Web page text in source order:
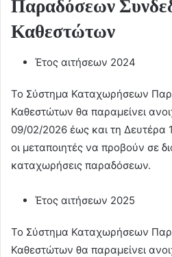
Παραδόσεων
Καθεστώτων
Έτος αιτήσεων 2024
Το Σύστημα Καταχωρήσεων
Καθεστώτων θα παραμείνει
09/02/2026 έως και τη Δευτέρα
οι μεταποιητές να προβούν σε
καταχωρήσεις παραδόσεων.
Έτος αιτήσεων 2025
Το Σύστημα Καταχωρήσεων
Καθεστώτων θα παραμείνει